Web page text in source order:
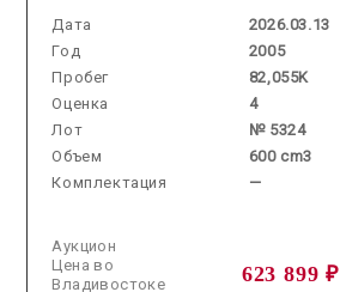
Дата
2026.03.13
Год
2005
Пробег
82,055K
Оценка
4
Лот
№ 5324
Объем
600 cm3
Комплектация
—
Аукцион
623 899 ₽
Цена во
Владивостоке